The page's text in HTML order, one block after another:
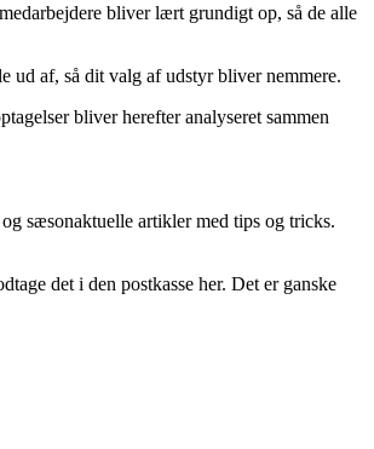
bliver lært grundigt op, så de alle
ud af, så dit valg af udstyr bliver nemmere.
bliver herefter analyseret sammen
sæsonaktuelle artikler med tips og tricks.
det i den postkasse her. Det er ganske